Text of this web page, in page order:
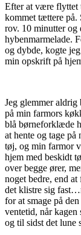
Efter at være flyttet
kommet tættere på.
rov. 10 minutter og
hybenmarmelade.
og dybde, kogte
min opskrift på
Jeg glemmer
på min farmors
blå børneforklæde
at hente og tage på
tøj, og min farmor
hjem med beskidt
over begge ører,
noget bedre, end
det klistre sig
for at smage på
ventetid, når kagen
og til sidst det lune